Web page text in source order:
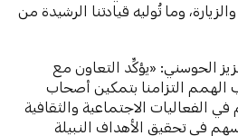
وما تُوليه قيادتنا الرشيدة من
الحوسني: «يؤكِّد التعاون مع
الهمم التزامنا بتمكين أصحاب
الفعاليات الاجتماعية والثقافية
في تحقيق الأهداف النبيلة